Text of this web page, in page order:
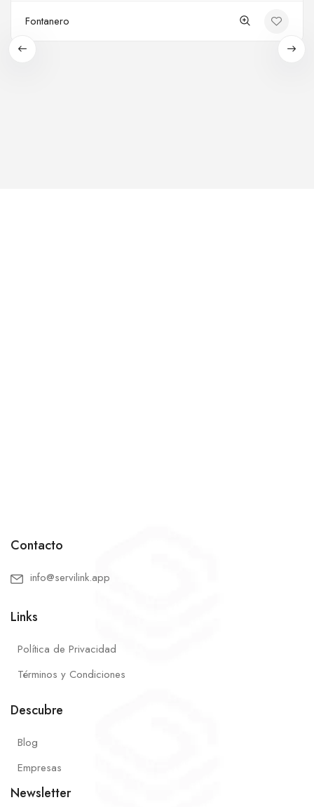
Fontanero
Contacto
info@servilink.app
Links
Política de Privacidad
Términos y Condiciones
Descubre
Blog
Empresas
Newsletter